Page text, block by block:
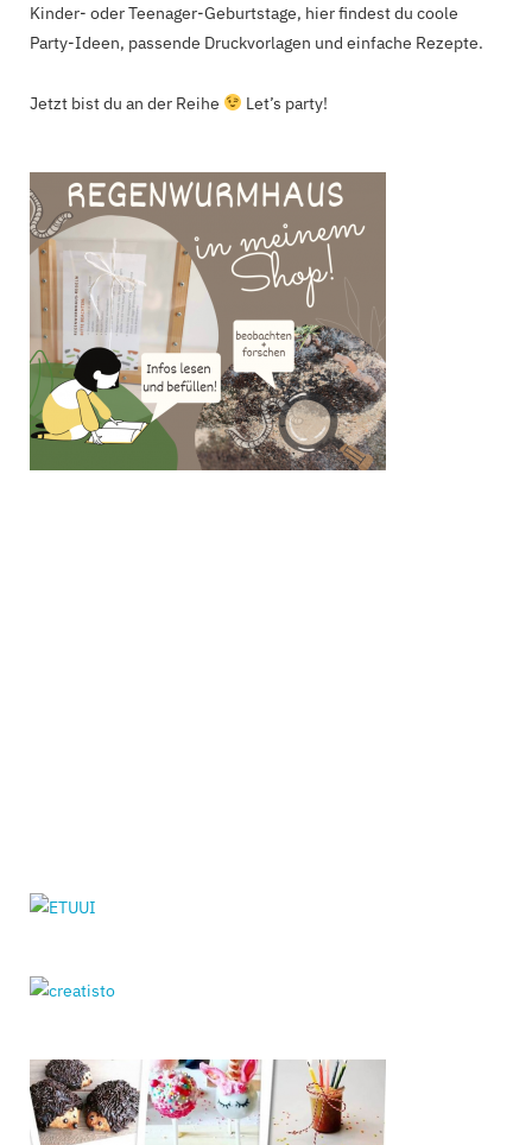
Kinder- oder Teenager-Geburtstage, hier findest du coole
Party-Ideen, passende Druckvorlagen und einfache Rezepte.
Jetzt bist du an der Reihe Let’s party!